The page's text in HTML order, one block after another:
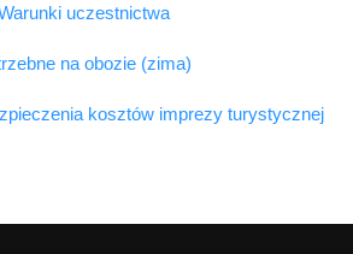
uczestnictwa
na obozie (zima)
kosztów imprezy turystycznej